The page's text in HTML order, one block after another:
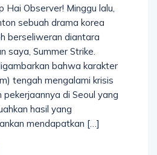
Hai Observer! Minggu lalu,
sebuah drama korea
berseliweran diantara
saya, Summer Strike.
bahwa karakter
tengah mengalami krisis
pekerjaannya di Seoul yang
hasil yang
mendapatkan […]